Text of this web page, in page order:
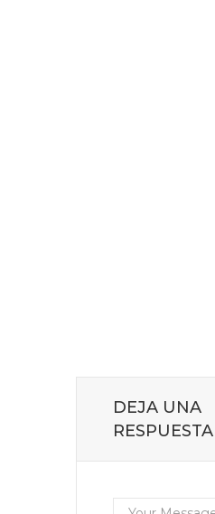
DEJA UNA
RESPUESTA